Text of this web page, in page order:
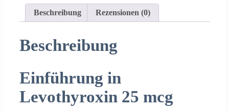
Beschreibung Rezensionen (0)
Beschreibung
Einführung in
Levothyroxin 25 mcg